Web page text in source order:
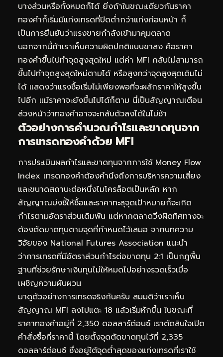
บางส่วนหรือทั้งหมดก็ได้ ยิ่งถ้าในขณะเดียวกันราคา
ทองคำก็เริ่มมีแท่งเทรดที่ปิดต่ำกว่าแท่งก่อนหน้า ก็
เป็นการยืนยันว่าแรงขายกำลังเข้ามาคุมตลาด
นอกจากนี้ถ้าเราเห็นความผิดปกติแบบขาลง คือราคา
ทองคำขึ้นไปทำจุดสูงสุดใหม่ แต่ค่า MFI กลับไม่สามารถ
ขึ้นไปทำจุดสูงสุดใหม่ตามได้ หรือสูงกว่าจุดสูงสุดเดิมไม่
ได้ แสดงว่าแรงซื้อเริ่มไม่เพียงพอที่จะผลักราคาให้สูงขึ้น
ไปอีก แม้ราคาจะยังขึ้นไปได้ก็ตาม นี่เป็นสัญญาณเตือน
ล่วงหน้าว่าทองคำอาจจะกลับตัวลงได้ในไม่ช้า
ตัวอย่างการคำนวณกำไรและขาดทุนจาก
การเทรดทองคำด้วย MFI
การประเมินผลกำไรและขาดทุนจากการใช้ Money Flow
Index เทรดทองคำต้องคำนึงถึงการบริหารความเสี่ยง
และขนาดสถานะต่อหนึ่งไมโครล็อตเป็นหลัก หาก
สัญญาณบ่งชี้ให้ซื้อและราคาทะลุจุดเป้าหมายก็จะเกิด
กำไรตามอัตราส่วนเดิมพัน แต่หากตลาดวิ่งผิดทิศทางจะ
ต้องตัดขาดทุนตามจุดที่กำหนดไว้เสมอ จากบทความ
วิจัยของ National Futures Association แนะนำ
ว่าการเทรดที่มีอัตราส่วนกำไรต่อขาดทุน 2:1 เป็นกฎพื้น
ฐานที่ช่วยรักษาเงินทุนไม่ให้หมดไปอย่างรวดเร็วเมื่อ
เผชิญความผันผวน
มาดูตัวอย่างการเทรดจริงกันครับ สมมติว่าเราเห็น
สัญญาณ MFI ลงไปแตะ 18 แล้วเริ่มหักขึ้น ในขณะที่
ราคาทองคำอยู่ที่ 2,350 ดอลลาร์ต่อนซ์ เราตัดสินใจเปิด
คำสั่งซื้อที่ราคานี้ โดยตั้งจุดตัดขาดทุนไว้ที่ 2,335
ดอลลาร์ต่อนซ์ ซึ่งอยู่ใต้จุดต่ำสุดของแท่งเทรดที่เราใช้